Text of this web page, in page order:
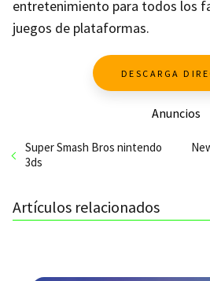
entretenimiento para todos los
juegos de plataformas.
DESCARGA
Anuncios
Super Smash Bros nintendo
3ds
Artículos relacionados